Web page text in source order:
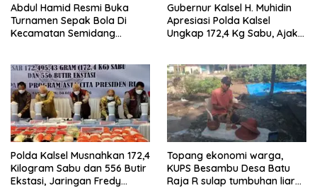
Abdul Hamid Resmi Buka
Turnamen Sepak Bola Di
Kecamatan Semidang
Tahun 2026
Gubernur Kalsel H. Muhidin
Apresiasi Polda Kalsel
Ungkap 172,4 Kg Sabu, Ajak
Polda Kalsel Musnahkan 172,4
Kilogram Sabu dan 556 Butir
Ekstasi, Jaringan Fredy
Topang ekonomi warga,
KUPS Besambu Desa Batu
Raja R sulap tumbuhan liar